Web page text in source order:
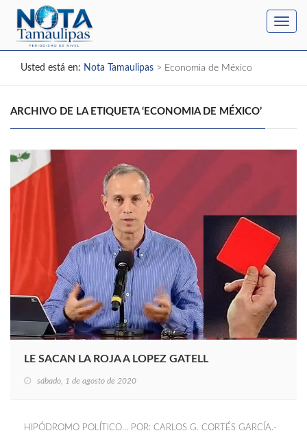
Usted está en: Nota Tamaulipas > Economia de México
ARCHIVO DE LA ETIQUETA ‘ECONOMIA DE MÉXICO’
LE SACAN LA ROJA A LOPEZ GATELL
sábado, 1 de agosto de 2020
HIPÓDROMO POLÍTICO… POR: CARLOS G. CORTÉS GARCÍA.-